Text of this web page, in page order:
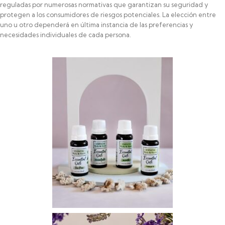
reguladas por numerosas normativas que garantizan su seguridad y
protegen a los consumidores de riesgos potenciales. La elección entre
uno u otro dependerá en última instancia de las preferencias y
necesidades individuales de cada persona.